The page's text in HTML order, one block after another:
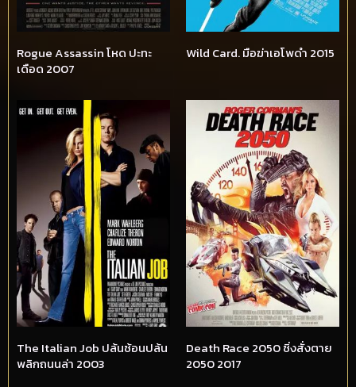
Rogue Assassin โหด ปะทะ
เดือด 2007
Wild Card. มือฆ่าเอโพดำ 2015
The Italian Job ปล้นซ้อนปล้น
พลิกถนนล่า 2003
Death Race 2050 ซิ่งสั่งตาย
2050 2017